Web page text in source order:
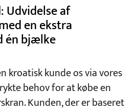
Udvidelse af
en ekstra
én bjælke
kroatisk kunde os via vores
behov for at købe en
Kunden, der er baseret